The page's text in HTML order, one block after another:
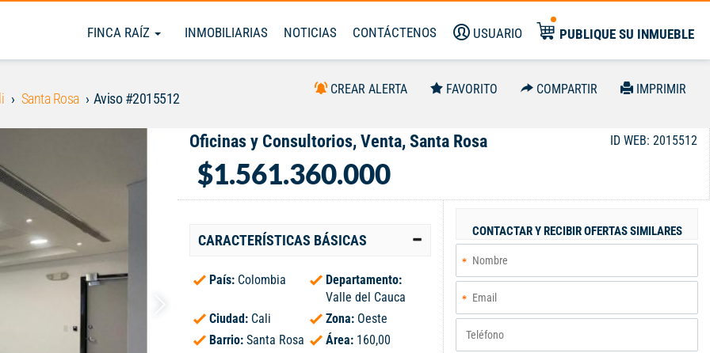
FINCA RAÍZ INMOBILIARIAS NOTICIAS CONTÁCTENOS USUARIO PUBLIQUE SU INMUEBLE
Santa Rosa Aviso #2015512
CREAR ALERTA FAVORITO COMPARTIR IMPRIMIR
Oficinas y Consultorios, Venta, Santa Rosa
$1.561.360.000
ID WEB: 2015512
CARACTERÍSTICAS BÁSICAS
País: Colombia
Departamento:
Valle del Cauca
Ciudad: Cali Zona: Oeste
Barrio: Santa Rosa Área: 160,00
CONTACTAR Y RECIBIR OFERTAS SIMILARES